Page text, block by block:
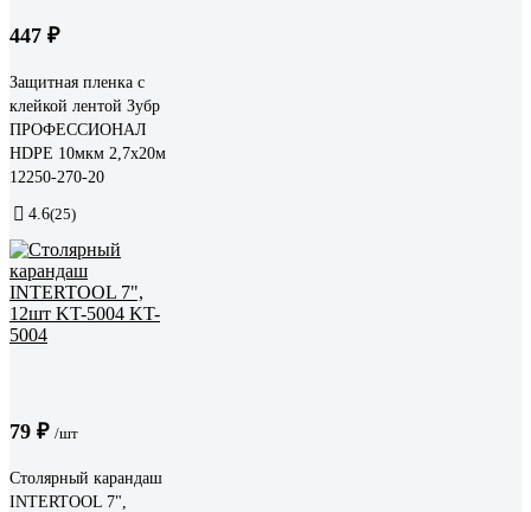
447 ₽
Защитная пленка с
клейкой лентой Зубр
ПРОФЕССИОНАЛ
HDPE 10мкм 2,7х20м
12250-270-20
4.6(25)
79 ₽ /шт
Столярный карандаш
INTERTOOL 7",